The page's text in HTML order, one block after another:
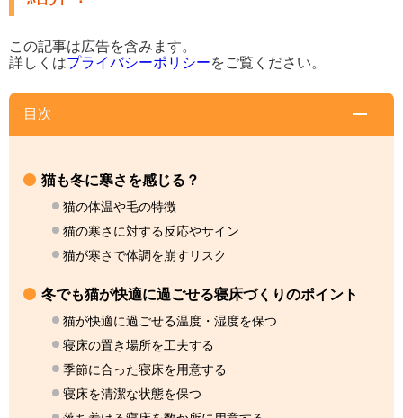
この記事は広告を含みます。
詳しくはプライバシーポリシーをご覧ください。
目次
猫も冬に寒さを感じる？
猫の体温や毛の特徴
猫の寒さに対する反応やサイン
猫が寒さで体調を崩すリスク
冬でも猫が快適に過ごせる寝床づくりのポイント
猫が快適に過ごせる温度・湿度を保つ
寝床の置き場所を工夫する
季節に合った寝床を用意する
寝床を清潔な状態を保つ